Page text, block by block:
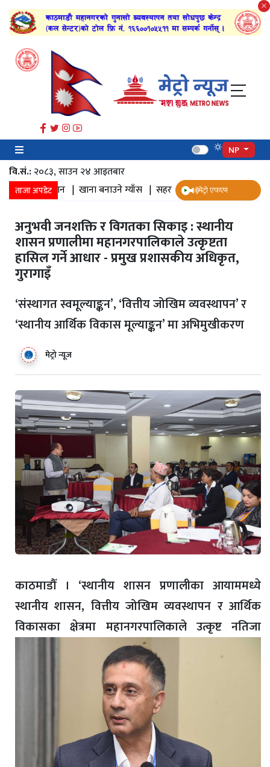
NP
वि.सं.:२०८३, साउन २४ आइतबार​
ताजा अपडेट
|खाना बनाउने ग्याँस |सहर |फोटोग्राफी | फोटो भिडियो पत्रकारिता |
मेट्रो एफएम
अनुभवी जनशक्ति र विगतका सिकाइ : स्थानीय
शासन प्रणालीमा महानगरपालिकाले उत्कृष्टता
हासिल गर्ने आधार - प्रमुख प्रशासकीय अधिकृत,
गुरागाइँ
‘संस्थागत स्वमूल्याङ्कन’, ‘वित्तीय जोखिम व्यवस्थापन’ र
‘स्थानीय आर्थिक विकास मूल्याङ्कन’ मा अभिमुखीकरण
मेट्रो न्यूज
काठमाडौँ । ‘स्थानीय शासन प्रणालीका आयाममध्ये
स्थानीय शासन, वित्तीय जोखिम व्यवस्थापन र आर्थिक
विकासका क्षेत्रमा महानगरपालिकाले उत्कृष्ट नतिजा